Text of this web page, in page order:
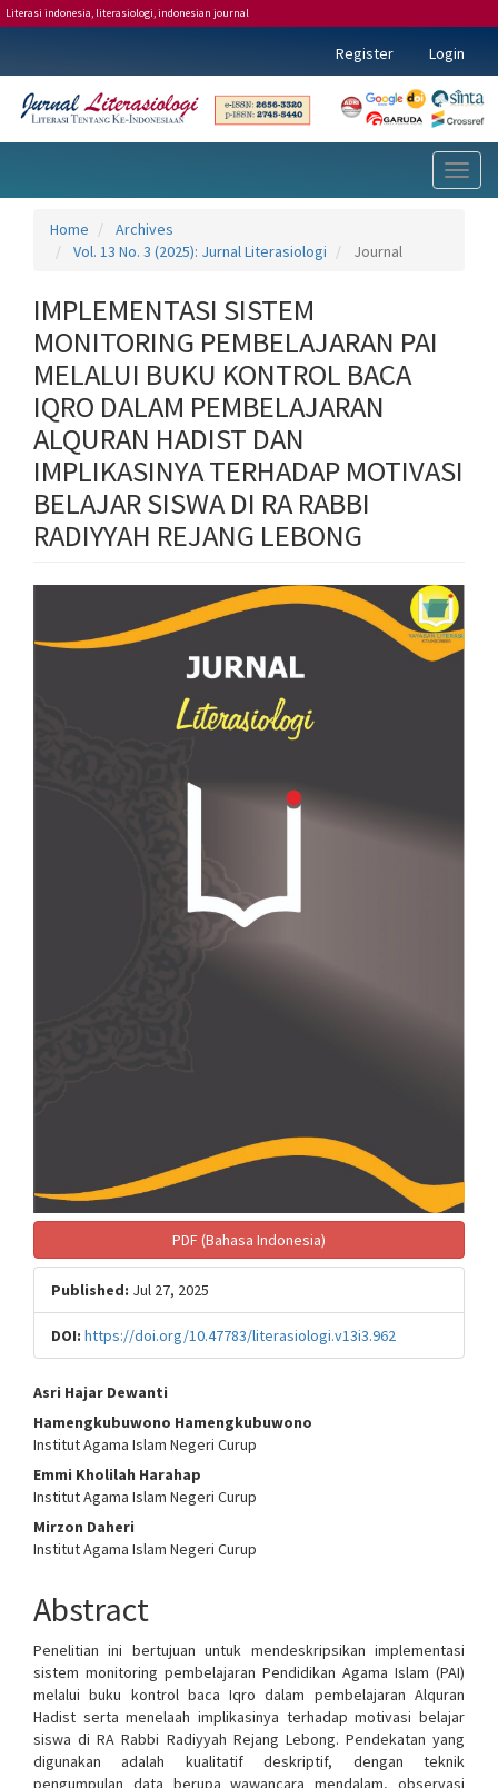
Literasi indonesia, literasiologi, indonesian journal
Main
Content
Sidebar
Register Login
Home
Archives
Vol. 13 No. 3 (2025): Jurnal Literasiologi
Journal
IMPLEMENTASI SISTEM
MONITORING PEMBELAJARAN PAI
MELALUI BUKU KONTROL BACA
IQRO DALAM PEMBELAJARAN
ALQURAN HADIST DAN
IMPLIKASINYA TERHADAP MOTIVASI
BELAJAR SISWA DI RA RABBI
RADIYYAH REJANG LEBONG
Sidebar
PDF (Bahasa Indonesia)
Published: Jul 27, 2025
DOI: https://doi.org/10.47783/literasiologi.v13i3.962
Main
Article
Content
Asri Hajar Dewanti
Hamengkubuwono Hamengkubuwono
Institut Agama Islam Negeri Curup
Emmi Kholilah Harahap
Institut Agama Islam Negeri Curup
Mirzon Daheri
Institut Agama Islam Negeri Curup
Abstract
Penelitian ini bertujuan untuk mendeskripsikan implementasi
sistem monitoring pembelajaran Pendidikan Agama Islam (PAI)
melalui buku kontrol baca Iqro dalam pembelajaran Alquran
Hadist serta menelaah implikasinya terhadap motivasi belajar
siswa di RA Rabbi Radiyyah Rejang Lebong. Pendekatan yang
digunakan adalah kualitatif deskriptif, dengan teknik
pengumpulan data berupa wawancara mendalam, observasi